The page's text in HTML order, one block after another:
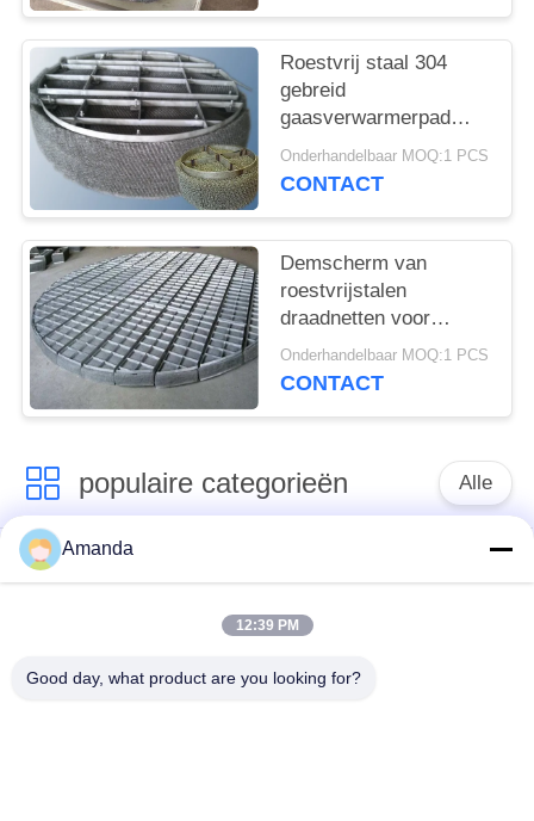
Roestvrij staal 304
gebreid
gaasverwarmerpad
voor gas-
vloeistofscheiding
Onderhandelbaar MOQ:1 PCS
CONTACT
Demscherm van
roestvrijstalen
draadnetten voor
efficiënte gas-
vloeistofseparatie en
Onderhandelbaar MOQ:1 PCS
CONTACT
populaire categorieën Alle
de verpakking van de
Gestructureerde
Verpakking
Metaal Willekeurige
Amanda
12:39 PM
Good day, what product are you looking for?